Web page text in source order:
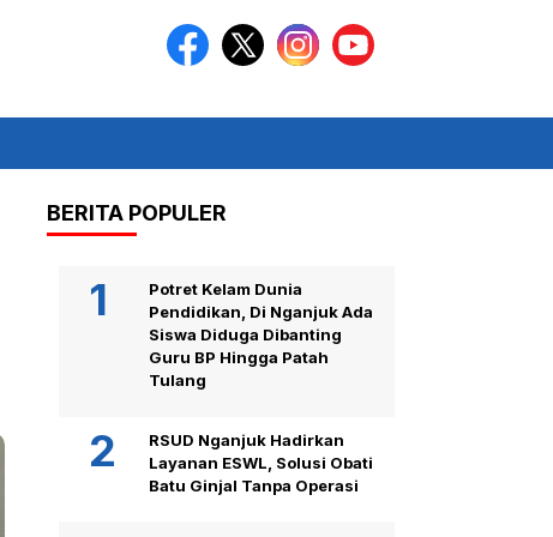
BERITA POPULER
Potret Kelam Dunia
Pendidikan, Di Nganjuk Ada
Siswa Diduga Dibanting
Guru BP Hingga Patah
Tulang
RSUD Nganjuk Hadirkan
Layanan ESWL, Solusi Obati
Batu Ginjal Tanpa Operasi